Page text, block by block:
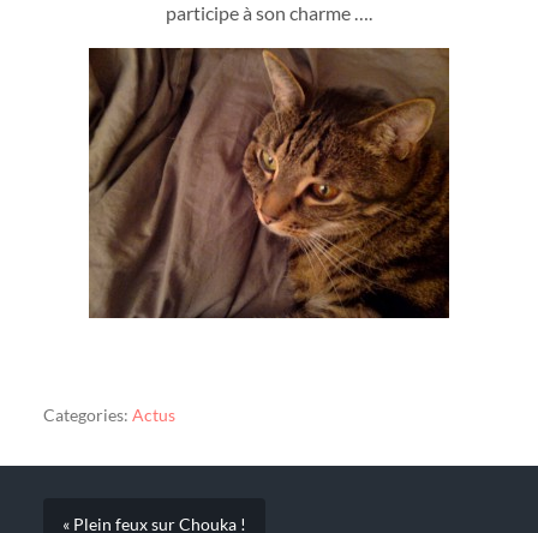
participe à son charme ….
Categories: Actus
« Plein feux sur Chouka !